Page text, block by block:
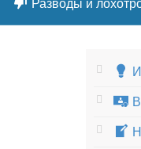
Разводы и